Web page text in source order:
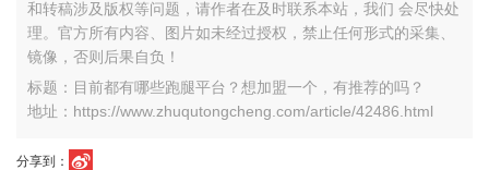
和转稿涉及版权等问题，请作者在及时联系本站，我们 会尽快处
理。官方所有内容、图片如未经过授权，禁止任何形式的采集、
镜像，否则后果自负！
标题：目前都有哪些跑腿平台？想加盟一个，有推荐的吗？
地址：https://www.zhuqutongcheng.com/article/42486.html
分享到：